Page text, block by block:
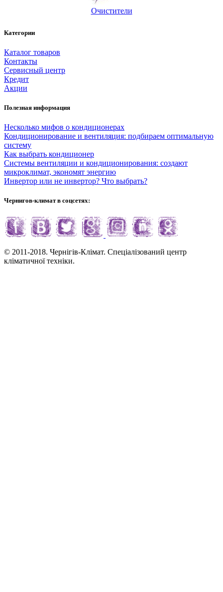
Очистители
Категории
Каталог товаров
Контакты
Сервисный центр
Кредит
Акции
Полезная информация
Несколько мифов о кондиционерах
Кондиционирование и вентиляция: подбираем оптимальную
систему
Как выбрать кондиционер
Системы вентиляции и кондиционирования: создают
микроклимат, экономят энергию
Инвертор или не инвертор? Что выбрать?
Чернигов-климат в соцсетях:
© 2011-2018. Чернігів-Клімат. Спеціалізований центр
кліматичної техніки.